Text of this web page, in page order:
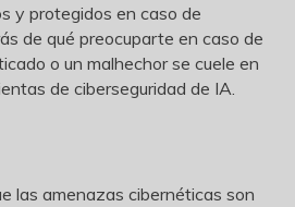
y protegidos en caso de
de qué preocuparte en caso de
o un malhechor se cuele en
de ciberseguridad de IA.
las amenazas cibernéticas son